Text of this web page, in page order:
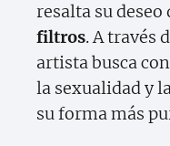
resalta su
filtros. A través
artista busca
la sexualidad y
su forma más